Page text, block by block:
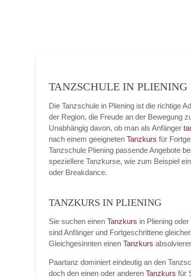
TANZSCHULE IN
Die Tanzschule in Pliening ist die richtige
der Region, die Freude an der Bewegung
Unabhängig davon, ob man als Anfänger
nach einem geeigneten Tanzkurs für
Tanzschule Pliening passende Angebote
speziellere Tanzkurse, wie zum Beispiel
oder Breakdance.
TANZKURS IN PLIENING
Sie suchen einen Tanzkurs in Pliening
sind Anfänger und Fortgeschrittene
Gleichgesinnten einen Tanzkurs
Paartanz dominiert eindeutig an den
doch den einen oder anderen Tanzkurs für